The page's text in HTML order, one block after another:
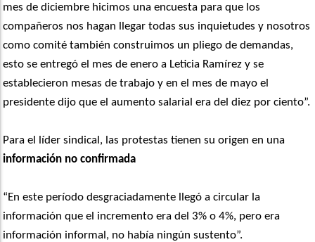
mes de diciembre hicimos una encuesta para que los
compañeros nos hagan llegar todas sus inquietudes y nosotros
como comité también construimos un pliego de demandas,
esto se entregó el mes de enero a Leticia Ramírez y se
establecieron mesas de trabajo y en el mes de mayo el
presidente dijo que el aumento salarial era del diez por ciento”.
Para el líder sindical, las protestas tienen su origen en una
información no confirmada
“En este período desgraciadamente llegó a circular la
información que el incremento era del 3% o 4%, pero era
información informal, no había ningún sustento”.